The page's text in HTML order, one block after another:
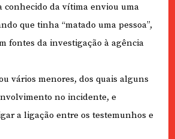
conhecido da vítima enviou uma
que tinha “matado uma pessoa”,
fontes da investigação à agência
vários menores, dos quais alguns
no incidente, e
a ligação entre os testemunhos e